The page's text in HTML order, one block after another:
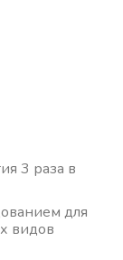
3 раза в
для
видов